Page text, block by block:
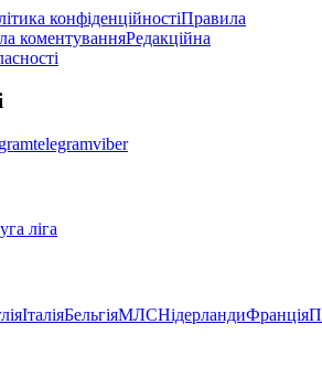
конфіденційностіПравила
коментуванняРедакційна
telegramviber
ліга
ІталіяБельгіяМЛСНідерландиФранція